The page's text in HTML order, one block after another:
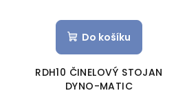
Do košíku
RDH10 ČINELOVÝ STOJAN
DYNO-MATIC